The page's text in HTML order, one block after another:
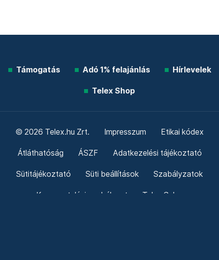
Támogatás Adó 1% felajánlás Hírlevelek
Telex Shop
© 2026 Telex.hu Zrt. Impresszum Etikai kódex
Átláthatóság ÁSZF Adatkezelési tájékoztató
Sütitájékoztató Süti beállítások Szabályzatok
Kommentelési szabályzat Telex Sales